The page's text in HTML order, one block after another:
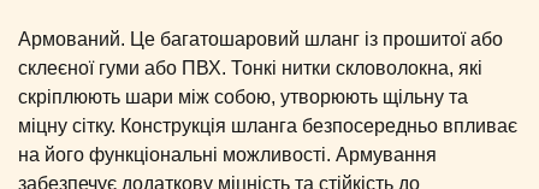
Армований. Це багатошаровий шланг із прошитої або
склеєної гуми або ПВХ. Тонкі нитки скловолокна, які
скріплюють шари між собою, утворюють щільну та
міцну сітку. Конструкція шланга безпосередньо впливає
на його функціональні можливості. Армування
забезпечує додаткову міцність та стійкість до